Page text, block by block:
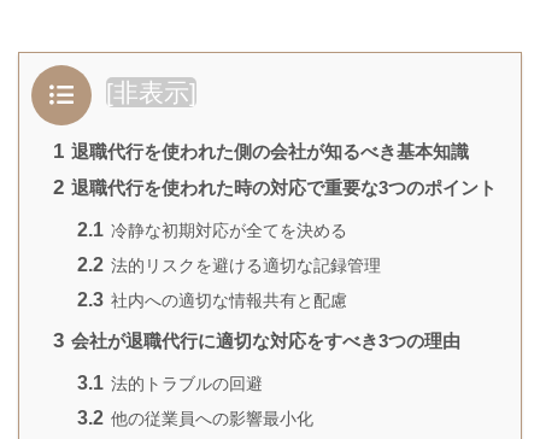
[非表示]
1 退職代行を使われた側の会社が知るべき基本知識
2 退職代行を使われた時の対応で重要な3つのポイント
2.1 冷静な初期対応が全てを決める
2.2 法的リスクを避ける適切な記録管理
2.3 社内への適切な情報共有と配慮
3 会社が退職代行に適切な対応をすべき3つの理由
3.1 法的トラブルの回避
3.2 他の従業員への影響最小化